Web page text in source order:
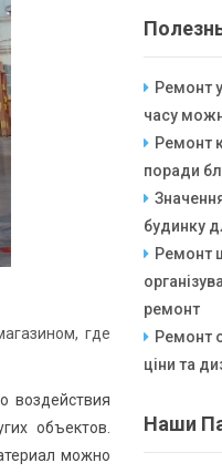
где
воздействия
объектов.
можно
Ремонт
часу
Ремонт
поради
будинку
Ремонт
ремонт
Ремонт
ціни та
Наши